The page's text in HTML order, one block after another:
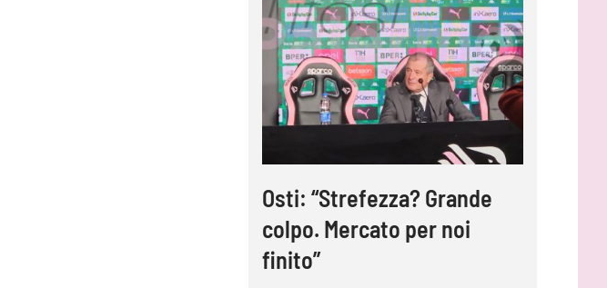
Osti: “Strefezza? Grande
colpo. Mercato per noi
finito”